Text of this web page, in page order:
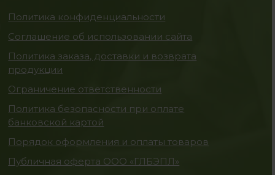
Политика конфиденциальности
Соглашение об использовании сайта
Политика заказа, доставки и возврата
продукции
Ограничение ответственности
Политика безопасности при оплате
банковской картой
Порядок оформления и оплаты товаров
Публичная оферта ООО «ГЛБЭПЛ»